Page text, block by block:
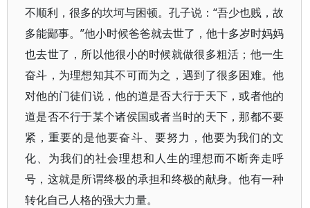
不顺利，很多的坎坷与困顿。孔子说：“吾少也贱，故
多能鄙事。”他小时候爸爸就去世了，他十多岁时妈妈
也去世了，所以他很小的时候就做很多粗活；他一生
奋斗，为理想知其不可而为之，遇到了很多困难。他
对他的门徒们说，他的道是否大行于天下，或者他的
道是否不行于某个诸侯国或者当时的天下，那都不要
紧，重要的是他要奋斗、要努力，他要为我们的文
化、为我们的社会理想和人生的理想而不断奔走呼
号，这就是所谓终极的承担和终极的献身。他有一种
转化自己人格的强大力量。